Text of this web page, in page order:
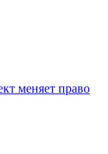
меняет право